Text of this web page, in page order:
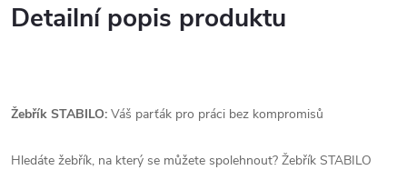
Detailní popis produktu
Žebřík STABILO: Váš parťák pro práci bez kompromisů
Hledáte žebřík, na který se můžete spolehnout? Žebřík STABILO